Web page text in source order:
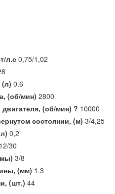
л.с 0,75/1,02
0.6
(об/мин) 2800
(об/мин) ? 10000
состоянии, (м) 3/4,25
0,2
12/30
3/8
(мм) 1.3
(шт.) 44